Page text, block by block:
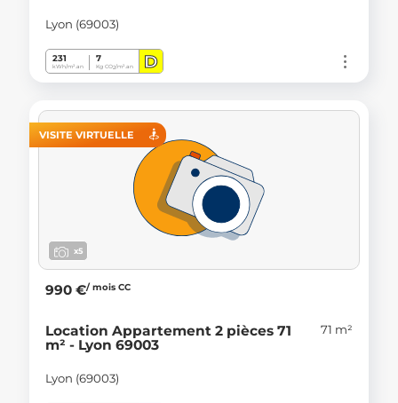
Lyon (69003)
231
kWh/m².an
7
Kg CO2/m².an D
VISITE VIRTUELLE
x5
990 €/ mois CC
Location Appartement 2 pièces 71
m² - Lyon 69003
71 m²
Lyon (69003)